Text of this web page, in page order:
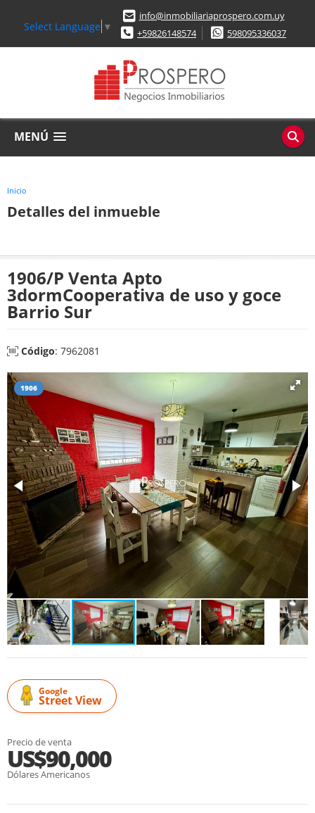
Select Language ▼
info@inmobiliariaprospero.com.uy
+59826148574
598095336037
MENÚ
Inicio
Detalles del inmueble
1906/P Venta Apto
3dormCooperativa de uso y goce
Barrio Sur
Código: 7962081
1906
Google
Street View
Precio de venta
US$90,000
Dólares Americanos